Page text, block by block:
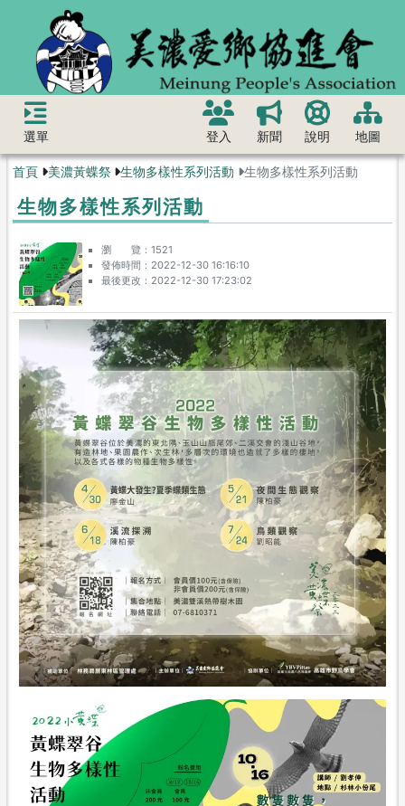
選單 登入 新聞 說明 地圖
首頁 美濃黃蝶祭 生物多樣性系列活動 生物多樣性系列活動
生物多樣性系列活動
瀏 覽
1521
發佈時間
2022-12-30 16:16:10
最後更改
2022-12-30 17:23:02